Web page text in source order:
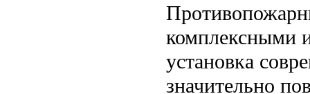
комплексными
установка
значительно